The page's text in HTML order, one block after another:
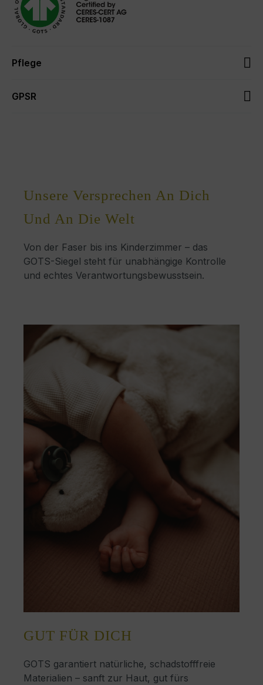
Pflege
GPSR
Unsere Versprechen An Dich
Und An Die Welt
Von der Faser bis ins Kinderzimmer – das
GOTS-Siegel steht für unabhängige Kontrolle
und echtes Verantwortungsbewusstsein.
GUT FÜR DICH
GOTS garantiert natürliche, schadstofffreie
Materialien – sanft zur Haut, gut fürs